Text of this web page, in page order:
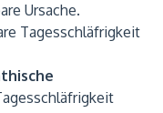
Ursache.
Tagesschläfrigkeit